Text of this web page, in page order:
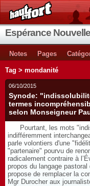
Espérance Nouvelle
Notes Pages
Tag > mondanité
06/10/2015
Synode:
termes
selon Monseigneur
Pourtant, les mots
indifféremment
parle volontiers d'une
"partenaire" pourvu de
radicalement contraire à
propos du langage
propose de remplacer la
Mgr Durocher aux